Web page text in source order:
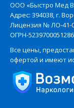
ООО «Быстро Мед
Адрес: 394038, г.
Лицензия № ЛО-41-
ОГРН-
Все цены,
офертой и имеют